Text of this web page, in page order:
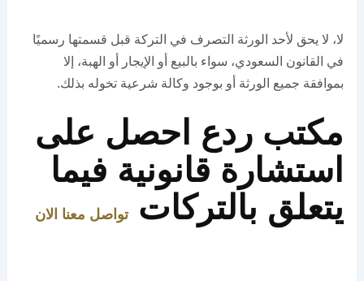
لا، لا يحق لأحد الورثة التصرف في التركة قبل قسمتها رسميًا
في القانون السعودي، سواء بالبيع أو الإيجار أو الهبة، إلا
بموافقة جميع الورثة أو بوجود وكالة شرعية تخوله بذلك.
مكتب ردع احصل على
استشارة قانونية فيما
يتعلق بالتركاتتواصل معنا الان